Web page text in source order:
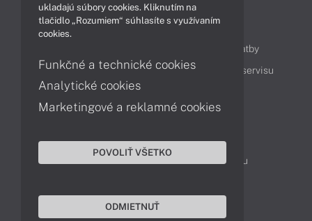
Obsah
Možnosti doručenia a platby
Podpora a servis
Servisné služby Cenník servisu
Kontakty
043 4224 771
Obchodné oddelenie
Reklamácia tovaru
ukladajú súbory cookies. Kliknutím na
tlačidlo „Rozumiem“ súhlasíte s využívaním
cookies.
Funkčné a technické cookies
Analytické cookies
Marketingové a reklamné cookies
POVOLIŤ VŠETKO
ODMIETNUŤ